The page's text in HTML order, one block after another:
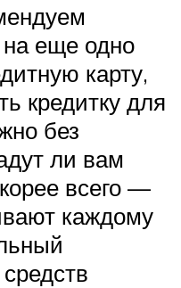
еще одно
карту,
кредитку для
без
ли вам
всего —
каждому